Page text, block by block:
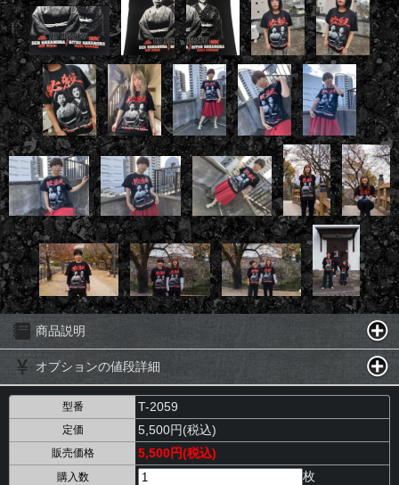
商品説明
オプションの値段詳細
型番 T-2059
定価 5,500円(税込)
販売価格 5,500円(税込)
購入数 枚